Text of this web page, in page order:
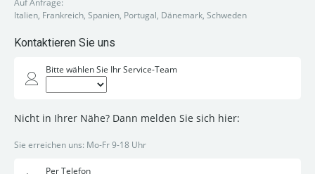
Italien, Frankreich, Spanien, Portugal, Dänemark, Schweden
Kontaktieren Sie uns
Bitte wählen Sie Ihr Service-Team
Nicht in Ihrer Nähe? Dann melden Sie sich hier:
Sie erreichen uns: Mo-Fr 9-18 Uhr
Per Telefon